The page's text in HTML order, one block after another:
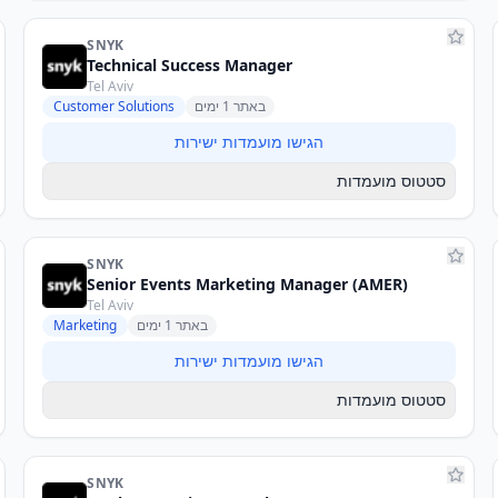
SNYK
Technical Success Manager
Tel Aviv
Customer Solutions
באתר 1 ימים
הגישו מועמדות ישירות
סטטוס מועמדות
SNYK
Senior Events Marketing Manager (AMER)
Tel Aviv
Marketing
באתר 1 ימים
הגישו מועמדות ישירות
סטטוס מועמדות
SNYK